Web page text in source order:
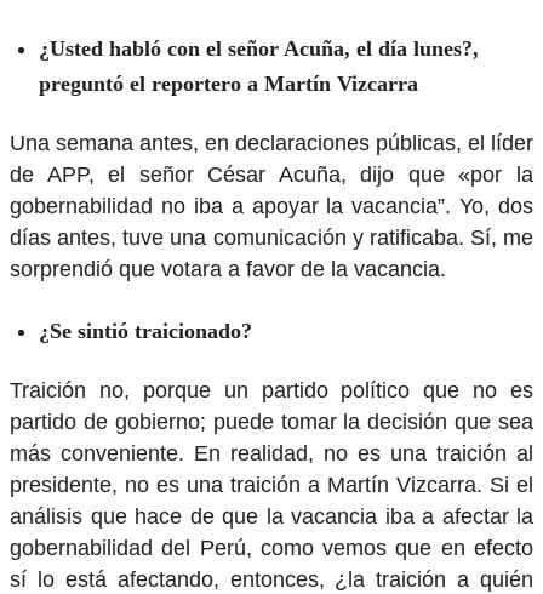
¿Usted habló con el señor Acuña, el día lunes?,
preguntó el reportero a Martín Vizcarra
Una semana antes, en declaraciones públicas, el líder
de APP, el señor César Acuña, dijo que «por la
gobernabilidad no iba a apoyar la vacancia”. Yo, dos
días antes, tuve una comunicación y ratificaba. Sí, me
sorprendió que votara a favor de la vacancia.
¿Se sintió traicionado?
Traición no, porque un partido político que no es
partido de gobierno; puede tomar la decisión que sea
más conveniente. En realidad, no es una traición al
presidente, no es una traición a Martín Vizcarra. Si el
análisis que hace de que la vacancia iba a afectar la
gobernabilidad del Perú, como vemos que en efecto
sí lo está afectando, entonces, ¿la traición a quién